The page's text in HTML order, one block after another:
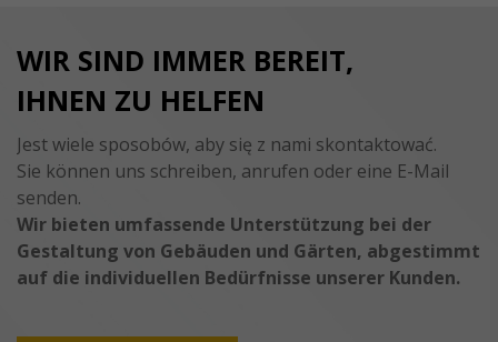
WIR SIND IMMER BEREIT,
IHNEN ZU HELFEN
Jest wiele sposobów, aby się z nami skontaktować.
Sie können uns schreiben, anrufen oder eine E-Mail
senden.
Wir bieten umfassende Unterstützung bei der
Gestaltung von Gebäuden und Gärten, abgestimmt
auf die individuellen Bedürfnisse unserer Kunden.